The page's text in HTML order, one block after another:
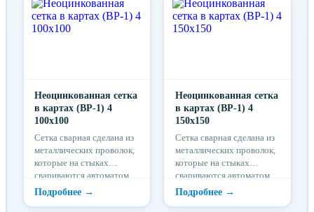
Неоцинкованная сетка
в картах (ВР-1) 4
100x100
Сетка сварная сделана из
металлических проволок,
которые на стыках
свариваются автоматом
точечной сварки.
Неоцинкованная сетка
в картах (ВР-1) 4
150x150
Сетка сварная сделана из
металлических проволок,
которые на стыках
свариваются автоматом
точечной сварки.